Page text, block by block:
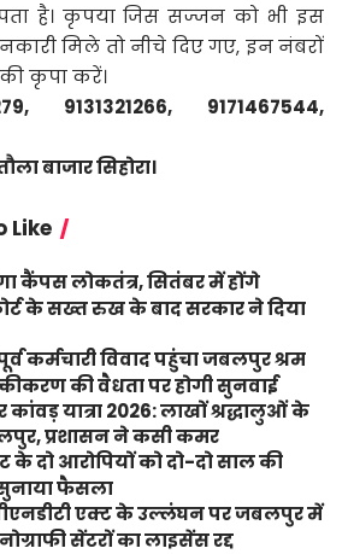
है। कृपया जिस सज्जन को भी इस
मिले तो नीचे दिए गए, इन नंबरों
कृपा करें।
9131321266, 9171467544,
बाजार सिहोरा।
Like
कैंपस लोकतंत्र, सितंबर में होंगे
के सख्त रुख के बाद सरकार ने दिया
कर्मचारी विवाद पहुंचा जबलपुर श्रम
की वैधता पर होगी सुनवाई
यात्रा 2026: लाखों श्रद्धालुओं के
प्रशासन ने कसी कमर
दो आरोपियों को दो-दो साल की
सुनाया फैसला
एक्ट के उल्लंघन पर जबलपुर में
सेंटरों का लाइसेंस रद्द